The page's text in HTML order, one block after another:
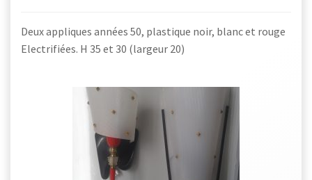
Deux appliques années 50, plastique noir, blanc et rouge
Electrifiées. H 35 et 30 (largeur 20)